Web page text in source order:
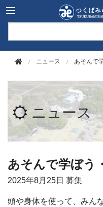
ニュース あそんで
ニュース
あそんで学ぼう
2025年8月25日 募集
頭や身体を使って、みん